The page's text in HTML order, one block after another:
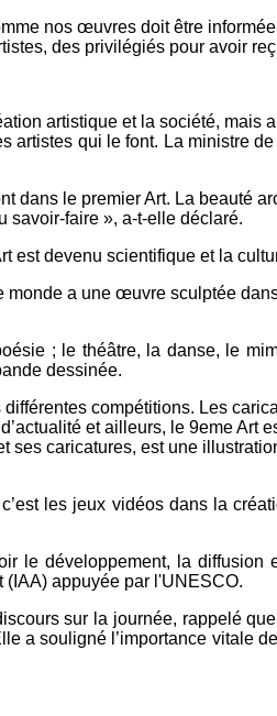
nos œuvres doit être
des privilégiés pour avoir
artistique et la société,
qui le font. La ministre
dans le premier Art. La beauté
savoir-faire », a-t-elle déclaré.
est devenu scientifique et la
a une œuvre sculptée
; le théâtre, la danse, le
dessinée.
compétitions. Les
et ailleurs, le 9eme Art
ses caricatures, est une
les jeux vidéos dans la
le développement, la diffusion
(IAA) appuyée par l'UNES­CO.
sur la journée, rappelé
a souligné l’importance vitale